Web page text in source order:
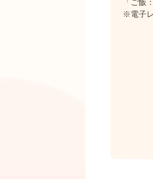
「ご飯
※電子